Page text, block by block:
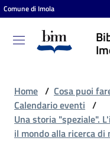
Vai al contenuto
Vai alla navigazione
Vai al footer
Comune di Imola
Biblioteca
comunale
Entra
Home / Cosa puoi
Calendario eventi /
Una storia "speziale".
il mondo alla ricerca di